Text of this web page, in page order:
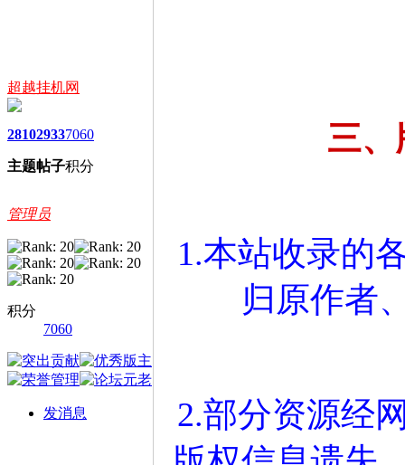
超越挂机网
2810
主题
2933
帖子
7060
积分
管理员
积分
7060
发消息
三
1.本站收录的
归原作者
2.部分资源经